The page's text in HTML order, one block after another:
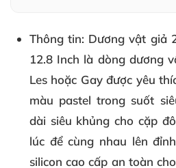
Thông tin: Dương vật giả
12.8 Inch là dòng dương
Les hoặc Gay được yêu
màu pastel trong suốt
dài siêu khủng cho cặp
lúc để cùng nhau lên
silicon cao cấp an toàn